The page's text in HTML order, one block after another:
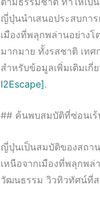
ญี่ปุ่นนำเสนอประสบกา
เมืองที่พลุกพล่านอย่างโ
มากมาย ทั้งรสชาติ เท
สำหรับข้อมูลเพิ่มเติมเ
I2Escape].
## ค้นพบสมบัติที่ซ่อนเ
ญี่ปุ่นเป็นสมบัติของสถา
เหนือจากเมืองที่พลุกพ
วัฒนธรรม วิวทิวทัศน์ที่